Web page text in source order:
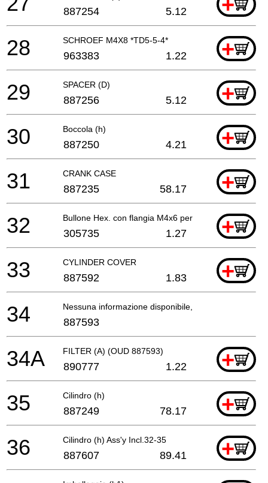
887254 5.12
SCHROEF M4X8 *TD5-5-4* +
28 963383 1.22
SPACER (D) +
29 887256 5.12
Boccola (h) +
30 887250 4.21
CRANK CASE +
31 887235 58.17
Bullone Hex. con flangia M4x6 per (s) +
32 305735 1.27
CYLINDER COVER +
33 887592 1.83
Nessuna informazione disponibile, non ordinabile
34 887593
FILTER (A) (OUD 887593) +
34A 890777 1.22
Cilindro (h) +
35 887249 78.17
Cilindro (h) Ass'y Incl.32-35 +
36 887607 89.41